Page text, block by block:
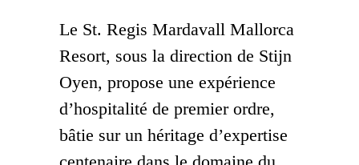
Le St. Regis Mardavall Mallorca
Resort, sous la direction de Stijn
Oyen, propose une expérience
d’hospitalité de premier ordre,
bâtie sur un héritage d’expertise